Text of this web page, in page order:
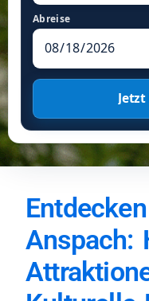
Abreise
Anspach: